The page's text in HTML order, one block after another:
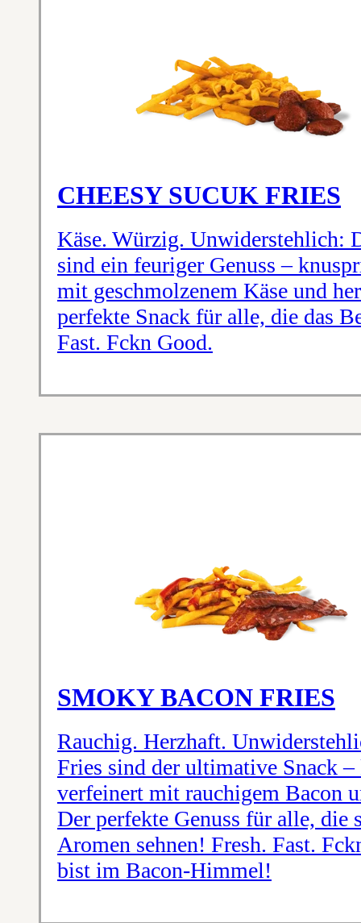
CHEESY SUCUK FRIES
Käse. Würzig. Unwiderstehlich:
sind ein feuriger Genuss –
mit geschmolzenem Käse und
perfekte Snack für alle, die das
Fast. Fckn Good.
SMOKY BACON FRIES
Rauchig. Herzhaft.
Fries sind der ultimative Snack
verfeinert mit rauchigem Bacon
Der perfekte Genuss für alle, die
Aromen sehnen! Fresh. Fast.
bist im Bacon-Himmel!